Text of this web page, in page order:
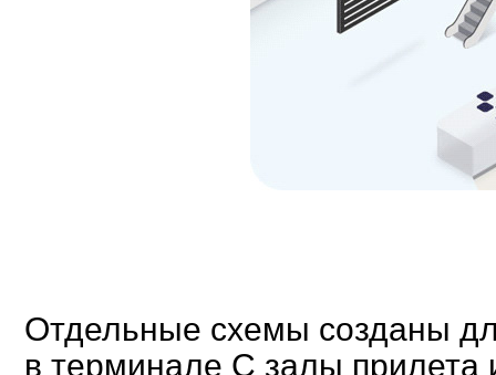
Отдельные схемы созданы
в терминале С залы